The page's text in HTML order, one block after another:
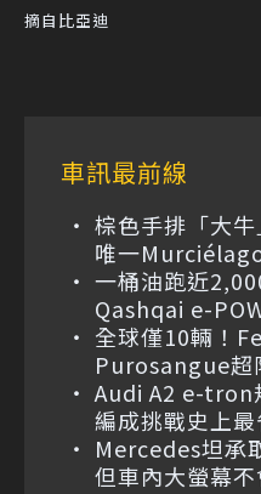
摘自比亞迪
車訊最前線
棕色手排「大
唯一
一桶油跑近
Qashqai e-
全球僅10輛！
Purosangue超
Audi A2 e-tron
編成挑戰史上最
Mercedes坦承
但車內大螢幕